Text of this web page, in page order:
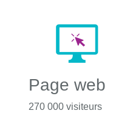
Page web
270 000 visiteurs